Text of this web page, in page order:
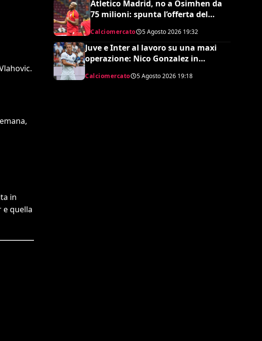
in
quella
Atletico Madrid, no a Osimhen da
75 milioni: spunta l’offerta del
Calciomercato 5 Agosto 2026 19:32
Juve e Inter al lavoro su una maxi
operazione: Nico Gonzalez in
Calciomercato 5 Agosto 2026 19:18